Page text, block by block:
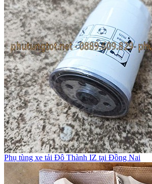
Phụ tùng xe tải Đô Thành IZ tại Đồng Nai